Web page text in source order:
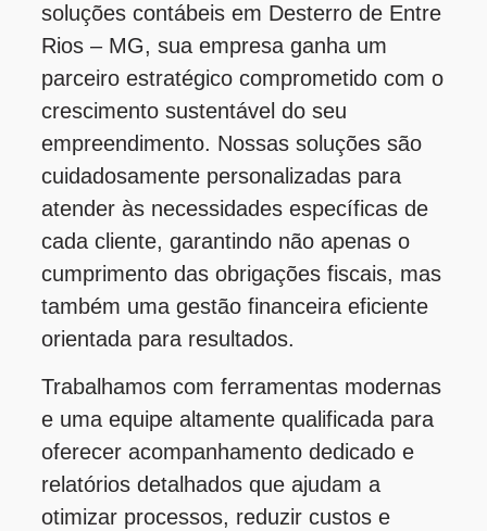
soluções contábeis em Desterro de Entre
Rios – MG, sua empresa ganha um
parceiro estratégico comprometido com o
crescimento sustentável do seu
empreendimento. Nossas soluções são
cuidadosamente personalizadas para
atender às necessidades específicas de
cada cliente, garantindo não apenas o
cumprimento das obrigações fiscais, mas
também uma gestão financeira eficiente
orientada para resultados.
Trabalhamos com ferramentas modernas
e uma equipe altamente qualificada para
oferecer acompanhamento dedicado e
relatórios detalhados que ajudam a
otimizar processos, reduzir custos e